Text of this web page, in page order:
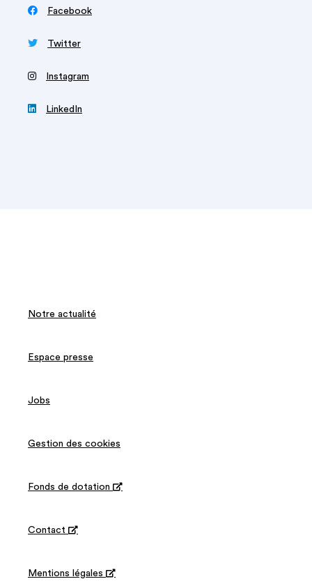
 Facebook
 Twitter
‍ Instagram
 LinkedIn
Notre actualité
Espace presse
Jobs
Gestion des cookies
Fonds de dotation 
Contact 
Mentions légales 